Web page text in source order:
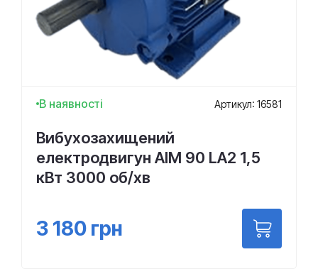
В наявності Артикул: 16581
Вибухозахищений
електродвигун АІМ 90 LА2 1,5
кВт 3000 об/хв
3 180 грн